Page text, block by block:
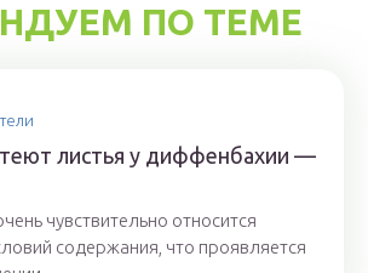
ПО ТЕМЕ
листья у диффенбахии —
чувствительно относится
содержания, что проявляется